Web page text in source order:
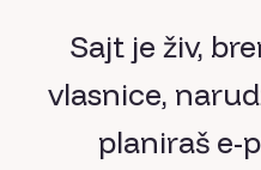
Sajt je živ,
vlasnice,
planiraš e-